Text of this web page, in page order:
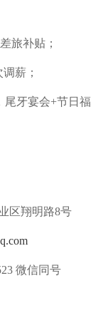
旅补贴；
调薪；
尾牙宴会+节日福
区翔明路8号
微信同号